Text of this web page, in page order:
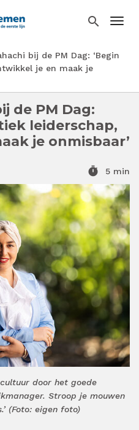
search
bij de PM Dag: ‘Begin
je en maak je
de PM Dag:
leiderschap,
je onmisbaar’
timer 5 min
door het goede
Stroop je mouwen
(Foto: eigen foto)